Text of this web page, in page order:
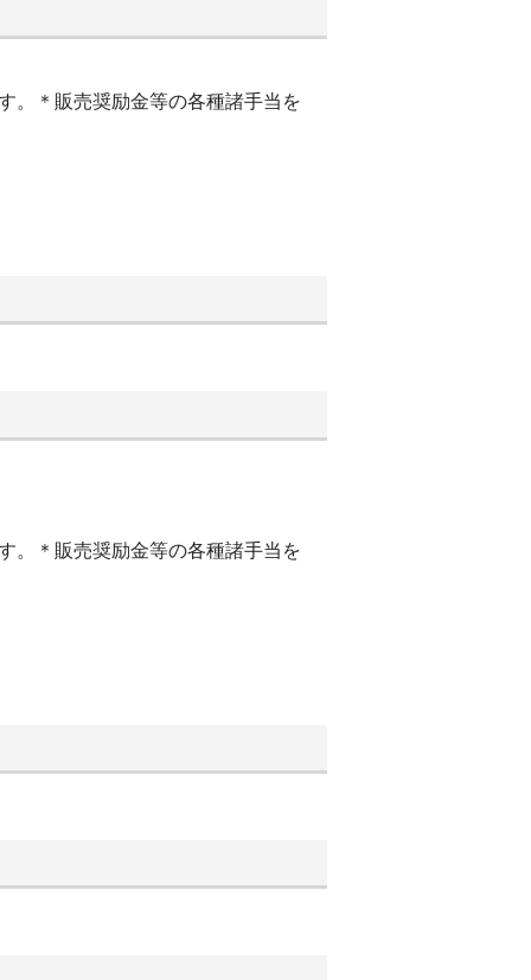
。＊販売奨励金等の各種諸手当を
。＊販売奨励金等の各種諸手当を